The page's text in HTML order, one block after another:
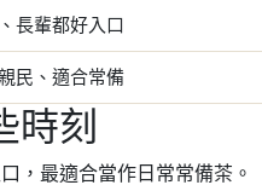
長輩都好入口
民、適合常備
時刻
，最適合當作日常常備茶。